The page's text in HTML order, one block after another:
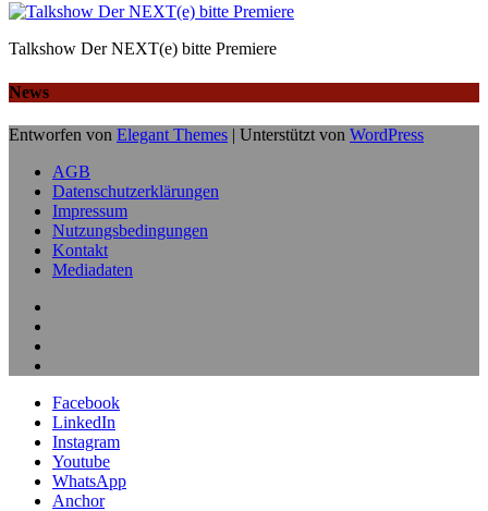
Talkshow Der NEXT(e) bitte Premiere
News
Entworfen von Elegant Themes | Unterstützt von WordPress
AGB
Datenschutzerklärungen
Impressum
Nutzungsbedingungen
Kontakt
Mediadaten
Facebook
LinkedIn
Instagram
Youtube
WhatsApp
Anchor